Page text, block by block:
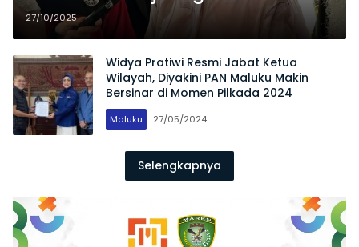
Infrastruktur dan Kampung
Nelayan Malra di Senayan
27/10/2025
Widya Pratiwi Resmi Jabat Ketua
Wilayah, Diyakini PAN Maluku Makin
Bersinar di Momen Pilkada 2024
Maluku 27/05/2024
Selengkapnya